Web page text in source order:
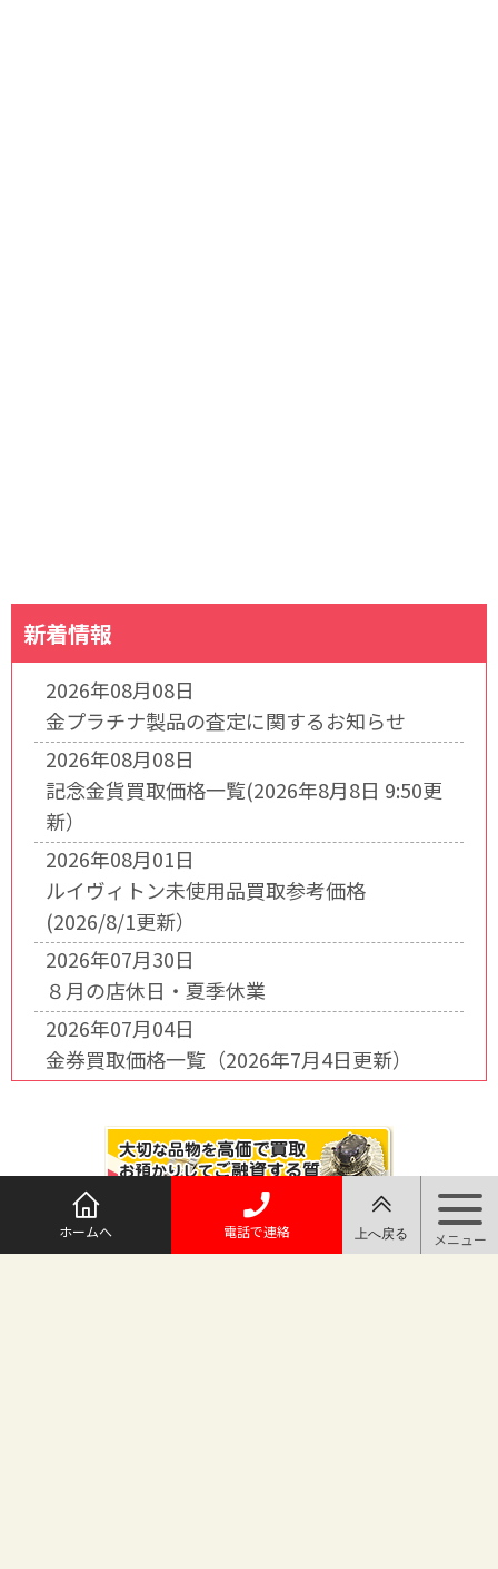
新着情報
2026年08月08日
金プラチナ製品の査定に関するお知らせ
2026年08月08日
記念金貨買取価格一覧(2026年8月8日 9:50更
新）
2026年08月01日
ルイヴィトン未使用品買取参考価格
(2026/8/1更新）
2026年07月30日
８月の店休日・夏季休業
2026年07月04日
金券買取価格一覧（2026年7月4日更新）
ホームへ 電話で連絡